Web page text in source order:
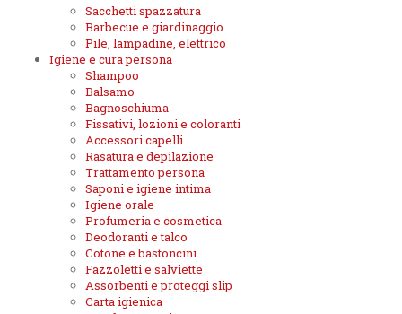
Sacchetti spazzatura
Barbecue e giardinaggio
Pile, lampadine, elettrico
Igiene e cura persona
Shampoo
Balsamo
Bagnoschiuma
Fissativi, lozioni e coloranti
Accessori capelli
Rasatura e depilazione
Trattamento persona
Saponi e igiene intima
Igiene orale
Profumeria e cosmetica
Deodoranti e talco
Cotone e bastoncini
Fazzoletti e salviette
Assorbenti e proteggi slip
Carta igienica